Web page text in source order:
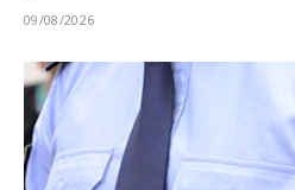
09/08/2026